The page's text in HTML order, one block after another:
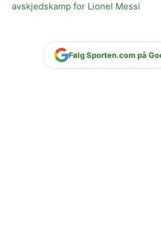
avskjedskamp for Lionel Messi
Følg Sporten.com på